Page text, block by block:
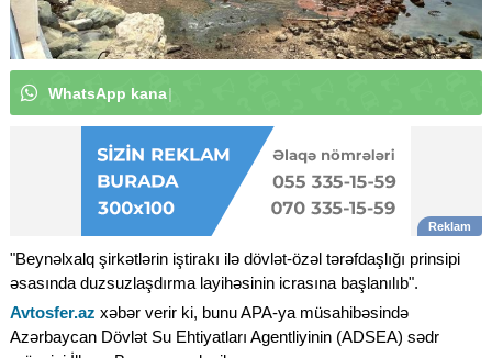
WhatsApp kanal
"Beynəlxalq şirkətlərin iştirakı ilə dövlət-özəl tərəfdaşlığı prinsipi
əsasında duzsuzlaşdırma layihəsinin icrasına başlanılıb".
Avtosfer.az xəbər verir ki, bunu APA-ya müsahibəsində
Azərbaycan Dövlət Su Ehtiyatları Agentliyinin (ADSEA) sədr